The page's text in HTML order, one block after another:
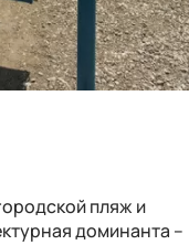
пляж и
доминанта –